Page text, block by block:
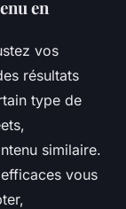
en
vos
résultats
type de
similaire.
vous